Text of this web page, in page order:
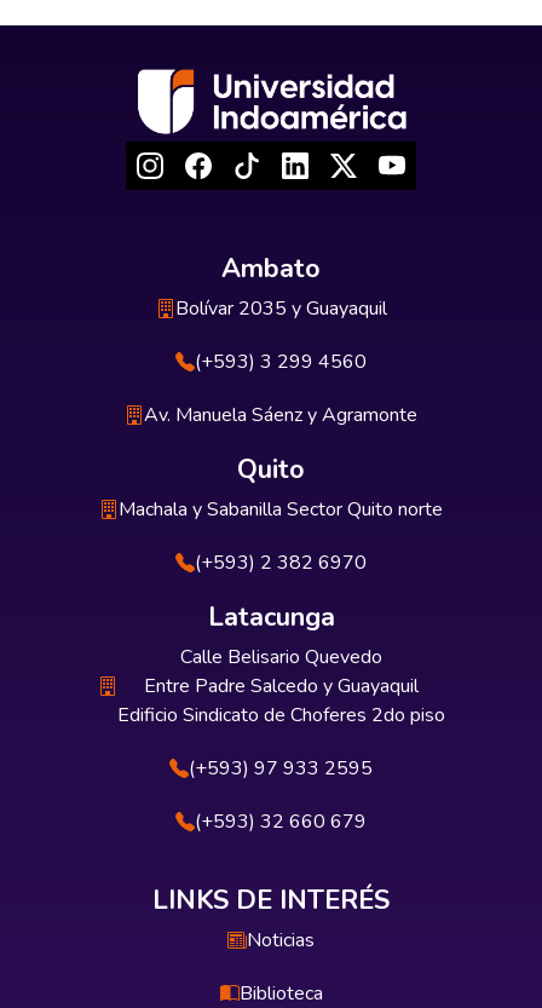
Ambato
Bolívar 2035 y Guayaquil
(+593) 3 299 4560
Av. Manuela Sáenz y Agramonte
Quito
Machala y Sabanilla Sector Quito norte
(+593) 2 382 6970
Latacunga
Calle Belisario Quevedo
Entre Padre Salcedo y Guayaquil
Edificio Sindicato de Choferes 2do piso
(+593) 97 933 2595
(+593) 32 660 679
LINKS DE INTERÉS
Noticias
Biblioteca